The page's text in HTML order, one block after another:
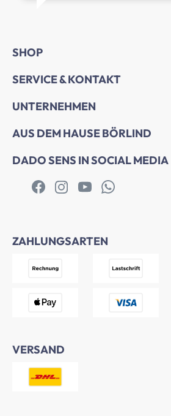
SHOP
SERVICE & KONTAKT
UNTERNEHMEN
AUS DEM HAUSE BÖRLIND
DADO SENS IN SOCIAL MEDIA
ZAHLUNGSARTEN
VERSAND